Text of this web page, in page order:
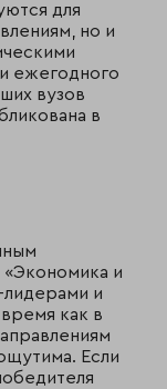
для
но и
ежегодного
вузов
в
и
и
как в
Если